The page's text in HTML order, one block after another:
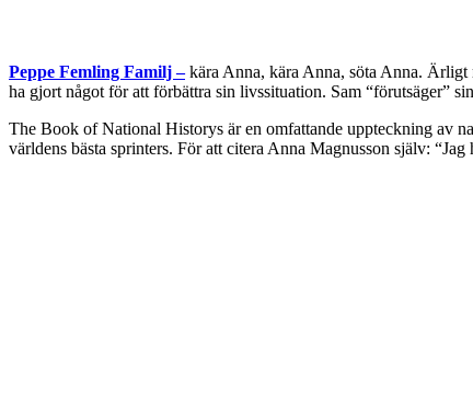
Peppe Femling Familj –kära Anna, kära Anna, söta Anna. Ärligt
ha gjort något för att förbättra sin livssituation. Sam “förutsäger”
The Book of National Historys är en omfattande uppteckning av
världens bästa sprinters. För att citera Anna Magnusson själv: